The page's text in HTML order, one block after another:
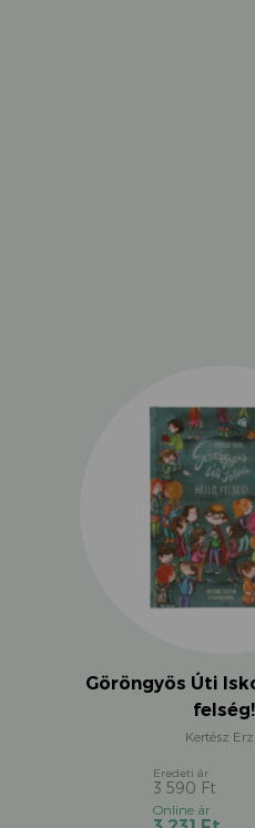
Göröngyös Úti
felség!
Kertész
3 590 Ft
Original